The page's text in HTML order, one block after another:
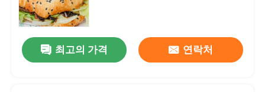
최고의 가격 연락처